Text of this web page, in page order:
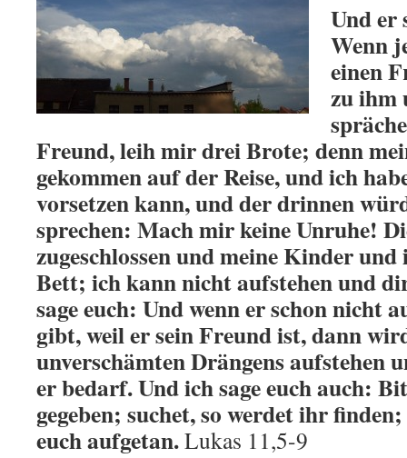
Und er
Wenn
einen
zu ihm
Freund, leih mir drei Brote; denn
gekommen auf der Reise, und ich
vorsetzen kann, und der drinnen
sprechen: Mach mir keine Unruhe!
zugeschlossen und meine Kinder und
Bett; ich kann nicht aufstehen und
sage euch: Und wenn er schon nicht
gibt, weil er sein Freund ist, dann
unverschämten Drängens aufstehen
er bedarf. Und ich sage euch auch:
gegeben; suchet, so werdet ihr
euch aufgetan.Lukas 11,5-9